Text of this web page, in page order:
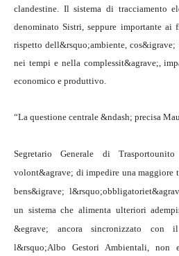
clandestine. Il sistema di tracciamento
denominato Sistri, seppure importante
rispetto dell&rsquo;ambiente,
nei tempi e nella complessit&agrave;,
economico e produttivo.
“La questione centrale &ndash; precisa
Segretario Generale di
volont&agrave; di impedire una maggiore
bens&igrave;
un sistema che alimenta ulteriori
&egrave; ancora sincronizzato con
l&rsquo;Albo Gestori Ambientali, non